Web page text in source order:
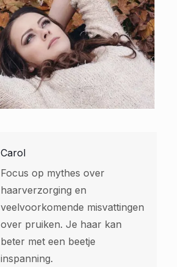
Carol
Focus op mythes over
haarverzorging en
veelvoorkomende misvattingen
over pruiken. Je haar kan
beter met een beetje
inspanning.